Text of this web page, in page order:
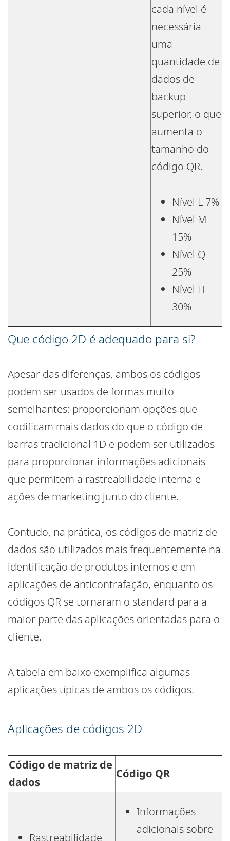
cada nível é
necessária
uma
quantidade de
dados de
backup
superior, o que
aumenta o
tamanho do
código QR.
Nível L 7%
Nível M
15%
Nível Q
25%
Nível H
30%
Que código 2D é adequado para si?
Apesar das diferenças, ambos os códigos
podem ser usados de formas muito
semelhantes: proporcionam opções que
codificam mais dados do que o código de
barras tradicional 1D e podem ser utilizados
para proporcionar informações adicionais
que permitem a rastreabilidade interna e
ações de marketing junto do cliente.
Contudo, na prática, os códigos de matriz de
dados são utilizados mais frequentemente na
identificação de produtos internos e em
aplicações de anticontrafação, enquanto os
códigos QR se tornaram o standard para a
maior parte das aplicações orientadas para o
cliente.
A tabela em baixo exemplifica algumas
aplicações típicas de ambos os códigos.
Aplicações de códigos 2D
Código de matriz de
dados
Código QR
Rastreabilidade
Informações
adicionais sobre